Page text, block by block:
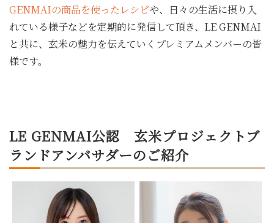
GENMAIの商品を使ったレシピや、日々の生活に摂り入
れている様子などを定期的に発信して頂き、LE GENMAI
と共に、玄米の魅力を伝えていくプレミアムメンバーの皆
様です。
LE GENMAI公認 玄米プロジェクトブ
ランドアンバサダーのご紹介